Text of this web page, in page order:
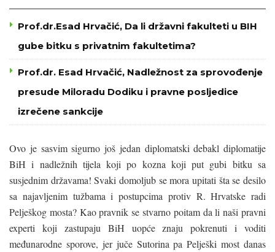
Prof.dr.Esad Hrvačić, Da li državni fakulteti u BIH
gube bitku s privatnim fakultetima?
Prof.dr. Esad Hrvačić, Nadležnost za sprovođenje
presude Miloradu Dodiku i pravne posljedice
izrečene sankcije
Ovo je sasvim sigurno još jedan diplomatski debakl diplomatije
BiH i nadležnih tijela koji po kozna koji put gubi bitku sa
susjednim državama! Svaki domoljub se mora upitati šta se desilo
sa najavljenim tužbama i postupcima protiv R. Hrvatske radi
Pelješkog mosta? Kao pravnik se stvarno poitam da li naši pravni
experti koji zastupaju BiH uopće znaju pokrenuti i voditi
međunarodne sporove, jer juče Sutorina pa Pelješki most danas